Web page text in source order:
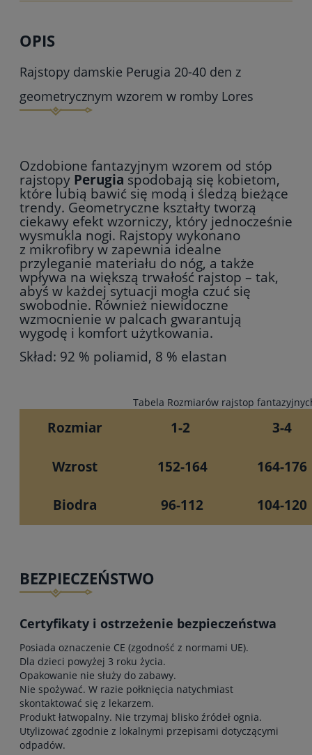
OPIS
Rajstopy damskie Perugia 20-40 den z
geometrycznym wzorem w romby Lores
Ozdobione fantazyjnym wzorem od stóp
rajstopy Perugia spodobają się kobietom,
które lubią bawić się modą i śledzą bieżące
trendy. Geometryczne kształty tworzą
ciekawy efekt wzorniczy, który jednocześnie
wysmukla nogi. Rajstopy wykonano
z mikrofibry w zapewnia idealne
przyleganie materiału do nóg, a także
wpływa na większą trwałość rajstop – tak,
abyś w każdej sytuacji mogła czuć się
swobodnie. Również niewidoczne
wzmocnienie w palcach gwarantują
wygodę i komfort użytkowania.
Skład: 92 % poliamid, 8 % elastan
Tabela Rozmiarów rajstop
Rozmiar 1-2 3-4
Wzrost 152-164 164-176
Biodra 96-112 104-120
BEZPIECZEŃSTWO
Certyfikaty i ostrzeżenie bezpieczeństwa
Posiada oznaczenie CE (zgodność z normami UE).
Dla dzieci powyżej 3 roku życia.
Opakowanie nie służy do zabawy.
Nie spożywać. W razie połknięcia natychmiast
skontaktować się z lekarzem.
Produkt łatwopalny. Nie trzymaj blisko źródeł ognia.
Utylizować zgodnie z lokalnymi przepisami dotyczącymi
odpadów.